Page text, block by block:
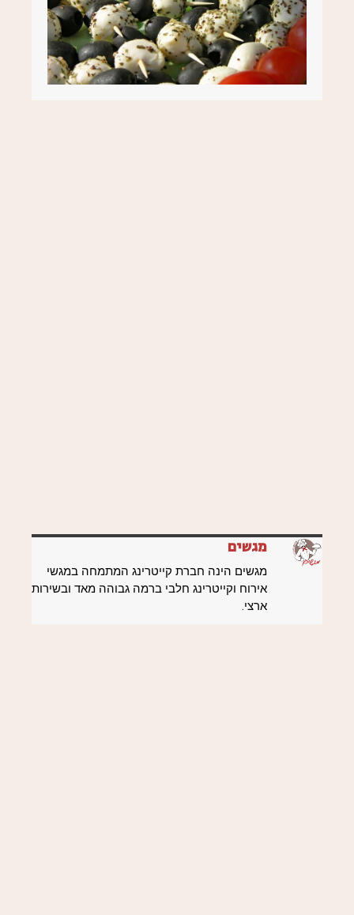
מגשים
מגשים הינה חברת קייטרינג המתמחה במגשי
אירוח וקייטרינג חלבי ברמה גבוהה מאד ובשירות
ארצי.